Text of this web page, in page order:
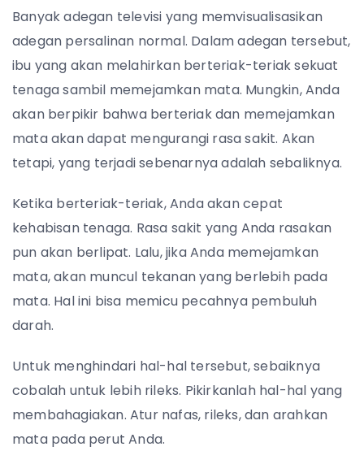
Banyak adegan televisi yang memvisualisasikan
adegan persalinan normal. Dalam adegan tersebut,
ibu yang akan melahirkan berteriak-teriak sekuat
tenaga sambil memejamkan mata. Mungkin, Anda
akan berpikir bahwa berteriak dan memejamkan
mata akan dapat mengurangi rasa sakit. Akan
tetapi, yang terjadi sebenarnya adalah sebaliknya.
Ketika berteriak-teriak, Anda akan cepat
kehabisan tenaga. Rasa sakit yang Anda rasakan
pun akan berlipat. Lalu, jika Anda memejamkan
mata, akan muncul tekanan yang berlebih pada
mata. Hal ini bisa memicu pecahnya pembuluh
darah.
Untuk menghindari hal-hal tersebut, sebaiknya
cobalah untuk lebih rileks. Pikirkanlah hal-hal yang
membahagiakan. Atur nafas, rileks, dan arahkan
mata pada perut Anda.